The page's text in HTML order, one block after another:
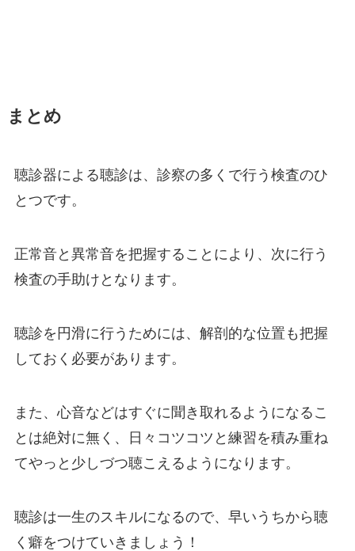
まとめ
聴診器による聴診は、診察の多くで行う検査のひ
とつです。
正常音と異常音を把握することにより、次に行う
検査の手助けとなります。
聴診を円滑に行うためには、解剖的な位置も把握
しておく必要があります。
また、心音などはすぐに聞き取れるようになるこ
とは絶対に無く、日々コツコツと練習を積み重ね
てやっと少しづつ聴こえるようになります。
聴診は一生のスキルになるので、早いうちから聴
く癖をつけていきましょう！